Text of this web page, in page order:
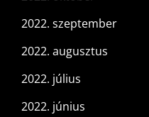
2022. szeptember
2022. augusztus
2022. július
2022. június